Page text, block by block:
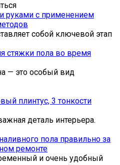
руками с применением
собой ключевой этап
стяжки пола во время
— это особый вид
плинтус, 3 тонкости
деталь интерьера.
пола правильно за
ремонте
и очень удобный